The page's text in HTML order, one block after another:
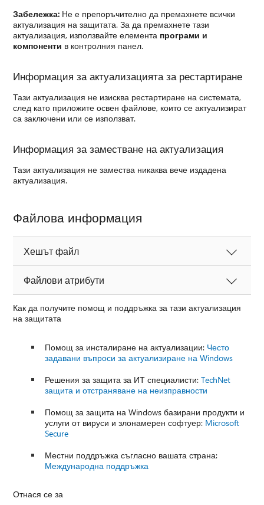
Забележка: Не е препоръчително да премахнете всички
актуализация на защитата. За да премахнете тази
актуализация, използвайте елемента програми и
компоненти в контролния панел.
Информация за актуализацията за рестартиране
Тази актуализация не изисква рестартиране на системата,
след като приложите освен файлове, които се актуализират
са заключени или се използват.
Информация за заместване на актуализация
Тази актуализация не замества никаква вече издадена
актуализация.
Файлова информация
Хешът файл
Файлови атрибути
Как да получите помощ и поддръжка за тази актуализация
на защитата
Помощ за инсталиране на актуализации: Често
задавани въпроси за актуализиране на Windows
Решения за защита за ИТ специалисти:TechNet
защита и отстраняване на неизправности
Помощ за защита на Windows базирани продукти и
услуги от вируси и злонамерен софтуер: Microsoft
Secure
Местни поддръжка съгласно вашата страна:
Международна поддръжка
Отнася се за